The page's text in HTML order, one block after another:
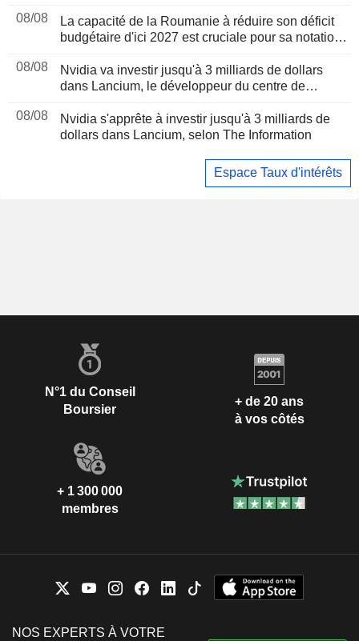
08/08
La capacité de la Roumanie à réduire son déficit
budgétaire d'ici 2027 est cruciale pour sa notation,
08/08
Nvidia va investir jusqu'à 3 milliards de dollars
dans Lancium, le développeur du centre de
08/08
Nvidia s'apprête à investir jusqu'à 3 milliards de
dollars dans Lancium, selon The Information
Espace Taux d'intérêts
N°1 du Conseil
Boursier
+ de 20 ans
à vos côtés
+ 1 300 000
membres
NOS EXPERTS À VOTRE